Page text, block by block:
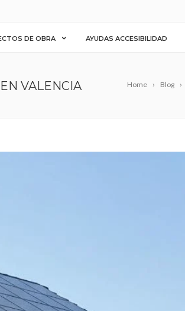
DE OBRA AYUDAS ACCESIBILIDAD
Home Blog
VALENCIA